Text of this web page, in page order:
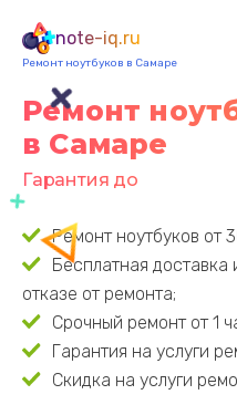
note-iq.ru
Ремонт ноутбуков в Самаре
Ремонт
в Самаре
Гарантия до 3 лет
Ремонт ноутбуков от
Бесплатная
отказе от ремонта;
Срочный ремонт от 1
Гарантия на услуги
Скидка на услуги